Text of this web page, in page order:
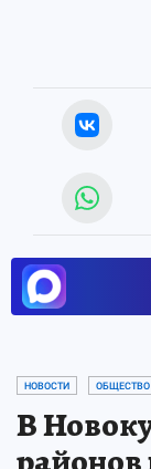
НОВОСТИ ОБЩЕСТВО
В